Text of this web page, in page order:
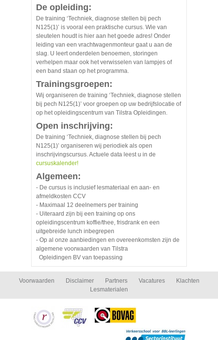
De opleiding:
De training ‘Techniek, diagnose stellen bij pech
N125(1)’ is vooral een praktische cursus. Wie van
sleutelen houdt is hier aan het goede adres! Onder
leiding van een vrachtwagenmonteur gaat u aan de
slag. U leert onderdelen benoemen, storingen
verhelpen maar ook het verwisselen van lampjes of
een band staan op het programma.
Trainingsgroepen:
Wij organiseren de training ‘Techniek, diagnose stellen
bij pech N125(1)’ voor groepen op uw bedrijfslocatie of
op het opleidingscentrum van Tilstra Opleidingen.
Open inschrijving:
De training ‘Techniek, diagnose stellen bij pech
N125(1)’ organiseren wij periodiek als open
inschrijvingscursus. Actuele data leest u in de
cursuskalender!
Algemeen:
- De cursus is inclusief lesmateriaal en aan- en
afmeldkosten CCV
- Maximaal 12 deelnemers per training
- Uiteraard zijn bij een training op ons
opleidingscentrum koffie/thee, frisdrank en een
uitgebreide lunch inbegrepen
- Op al onze aanbiedingen en overeenkomsten zijn de
algemene voorwaarden van Tilstra
Opleidingen BV van toepassing
Voorwaarden Disclaimer Partners Vacatures
Klachten
Lesmaterialen